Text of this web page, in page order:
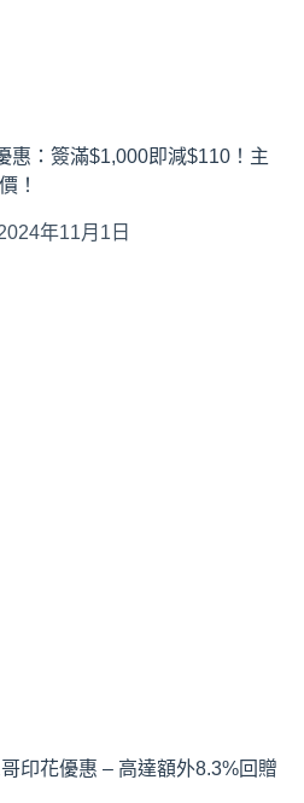
惠：簽滿$1,000即減$110！主
！
年11月1日
印花優惠 – 高達額外8.3%回贈